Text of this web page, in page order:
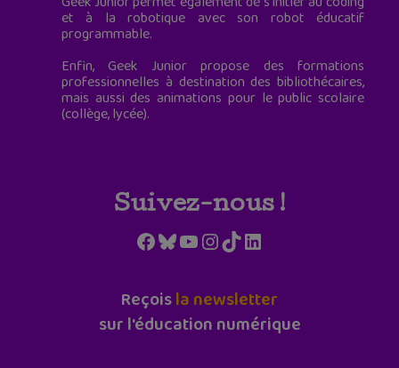
et à la robotique avec son robot éducatif
programmable.
Enfin, Geek Junior propose des formations
professionnelles à destination des bibliothécaires,
mais aussi des animations pour le public scolaire
(collège, lycée).
Suivez-nous !
Facebook
Bluesky
YouTube
Instagram
TikTokLinkedIn
Reçoisla newsletter
sur l'éducation numérique